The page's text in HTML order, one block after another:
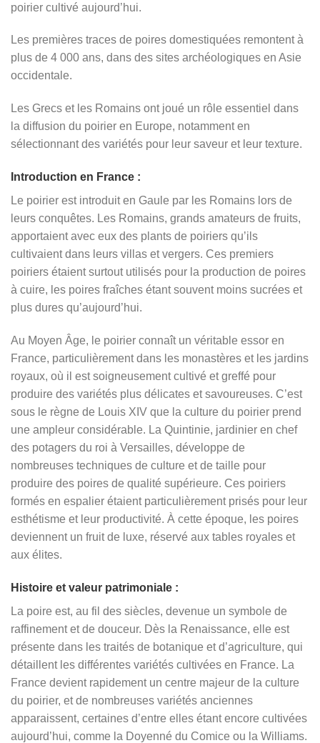
poirier cultivé aujourd’hui.
Les premières traces de poires domestiquées remontent à
plus de 4 000 ans, dans des sites archéologiques en Asie
occidentale.
Les Grecs et les Romains ont joué un rôle essentiel dans
la diffusion du poirier en Europe, notamment en
sélectionnant des variétés pour leur saveur et leur texture.
Introduction en France :
Le poirier est introduit en Gaule par les Romains lors de
leurs conquêtes. Les Romains, grands amateurs de fruits,
apportaient avec eux des plants de poiriers qu’ils
cultivaient dans leurs villas et vergers. Ces premiers
poiriers étaient surtout utilisés pour la production de poires
à cuire, les poires fraîches étant souvent moins sucrées et
plus dures qu’aujourd’hui.
Au Moyen Âge, le poirier connaît un véritable essor en
France, particulièrement dans les monastères et les jardins
royaux, où il est soigneusement cultivé et greffé pour
produire des variétés plus délicates et savoureuses. C’est
sous le règne de Louis XIV que la culture du poirier prend
une ampleur considérable. La Quintinie, jardinier en chef
des potagers du roi à Versailles, développe de
nombreuses techniques de culture et de taille pour
produire des poires de qualité supérieure. Ces poiriers
formés en espalier étaient particulièrement prisés pour leur
esthétisme et leur productivité. À cette époque, les poires
deviennent un fruit de luxe, réservé aux tables royales et
aux élites.
Histoire et valeur patrimoniale :
La poire est, au fil des siècles, devenue un symbole de
raffinement et de douceur. Dès la Renaissance, elle est
présente dans les traités de botanique et d’agriculture, qui
détaillent les différentes variétés cultivées en France. La
France devient rapidement un centre majeur de la culture
du poirier, et de nombreuses variétés anciennes
apparaissent, certaines d’entre elles étant encore cultivées
aujourd’hui, comme la Doyenné du Comice ou la Williams.